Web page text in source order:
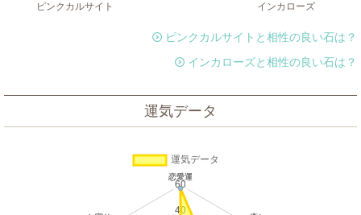
ピンクカルサイト インカローズ
ピンクカルサイトと相性の良い石は？
インカローズと相性の良い石は？
運気データ